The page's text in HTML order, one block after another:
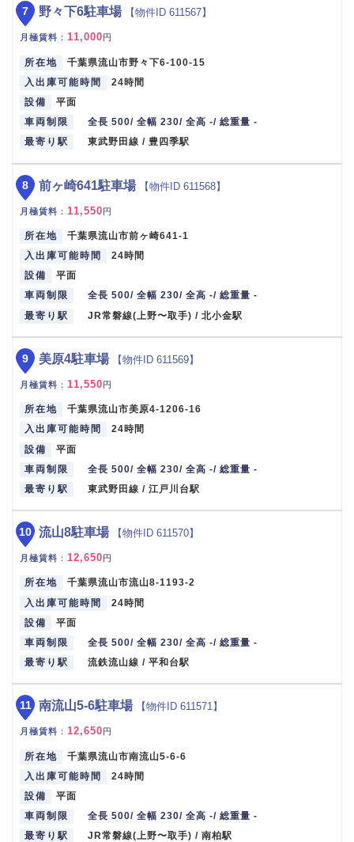
野々下6駐車場 【物件ID 611567】
月極賃料 ： 11,000 円
所在地
千葉県流山市野々下6-100-15
入出庫可能時間
24時間
設備
平面
車両制限
全長 500/ 全幅 230/ 全高 -/ 総重量 -
最寄り駅
東武野田線 / 豊四季駅
7
前ヶ崎641駐車場 【物件ID 611568】
月極賃料 ： 11,550円
所在地
千葉県流山市前ヶ崎641-1
入出庫可能時間
24時間
設備
平面
車両制限
全長 500/ 全幅 230/ 全高 -/ 総重量 -
最寄り駅
JR常磐線(上野〜取手) / 北小金駅
8
美原4駐車場 【物件ID 611569】
月極賃料 ： 11,550円
所在地
千葉県流山市美原4-1206-16
入出庫可能時間
24時間
設備
平面
車両制限
全長 500/ 全幅 230/ 全高 -/ 総重量 -
最寄り駅
東武野田線 / 江戸川台駅
9
流山8駐車場 【物件ID 611570】
月極賃料 ： 12,650円
所在地
千葉県流山市流山8-1193-2
入出庫可能時間
24時間
設備
平面
車両制限
全長 500/ 全幅 230/ 全高 -/ 総重量 -
最寄り駅
流鉄流山線 / 平和台駅
10
南流山5-6駐車場 【物件ID 611571】
月極賃料 ： 12,650円
所在地
千葉県流山市南流山5-6-6
入出庫可能時間
24時間
設備
平面
車両制限
全長 500/ 全幅 230/ 全高 -/ 総重量 -
最寄り駅
JR常磐線(上野〜取手) / 南柏駅
11